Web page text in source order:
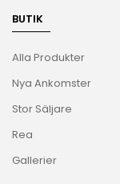
BUTIK
Alla Produkter
Nya Ankomster
Stor Säljare
Rea
Gallerier